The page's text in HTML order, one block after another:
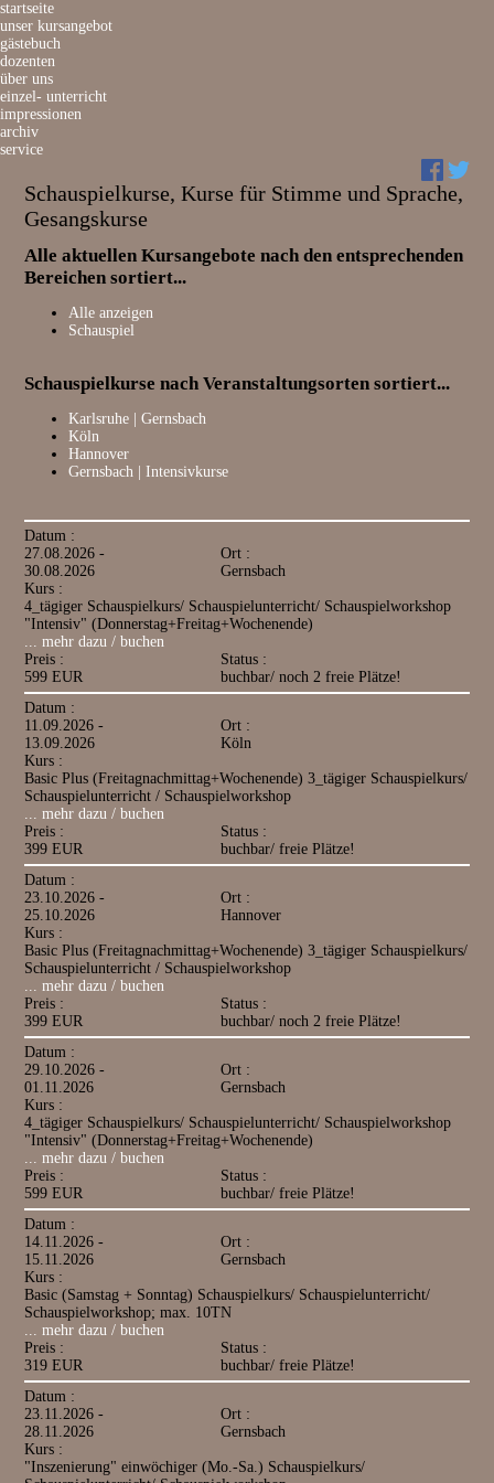
Navigation
überspringen
startseite
unser kursangebot
gästebuch
dozenten
über uns
einzel- unterricht
impressionen
archiv
service
Schauspielkurse, Kurse für Stimme und Sprache,
Gesangskurse
Alle aktuellen Kursangebote nach den entsprechenden
Bereichen sortiert...
Alle anzeigen
Schauspiel
Schauspielkurse nach Veranstaltungsorten sortiert...
überspringenKarlsruhe | Gernsbach
Köln
Hannover
Gernsbach | Intensivkurse
Datum :
27.08.2026 -
30.08.2026
Ort :
Gernsbach
Kurs :
4_tägiger Schauspielkurs/ Schauspielunterricht/ Schauspielworkshop
"Intensiv" (Donnerstag+Freitag+Wochenende)
... mehr dazu / buchen
Preis :
599 EUR
Status :
buchbar/ noch 2 freie Plätze!
Datum :
11.09.2026 -
13.09.2026
Ort :
Köln
Kurs :
Basic Plus (Freitagnachmittag+Wochenende) 3_tägiger Schauspielkurs/
Schauspielunterricht / Schauspielworkshop
... mehr dazu / buchen
Preis :
399 EUR
Status :
buchbar/ freie Plätze!
Datum :
23.10.2026 -
25.10.2026
Ort :
Hannover
Kurs :
Basic Plus (Freitagnachmittag+Wochenende) 3_tägiger Schauspielkurs/
Schauspielunterricht / Schauspielworkshop
... mehr dazu / buchen
Preis :
399 EUR
Status :
buchbar/ noch 2 freie Plätze!
Datum :
29.10.2026 -
01.11.2026
Ort :
Gernsbach
Kurs :
4_tägiger Schauspielkurs/ Schauspielunterricht/ Schauspielworkshop
"Intensiv" (Donnerstag+Freitag+Wochenende)
... mehr dazu / buchen
Preis :
599 EUR
Status :
buchbar/ freie Plätze!
Datum :
14.11.2026 -
15.11.2026
Ort :
Gernsbach
Kurs :
Basic (Samstag + Sonntag) Schauspielkurs/ Schauspielunterricht/
Schauspielworkshop; max. 10TN
... mehr dazu / buchen
Preis :
319 EUR
Status :
buchbar/ freie Plätze!
Datum :
23.11.2026 -
28.11.2026
Ort :
Gernsbach
Kurs :
"Inszenierung" einwöchiger (Mo.-Sa.) Schauspielkurs/